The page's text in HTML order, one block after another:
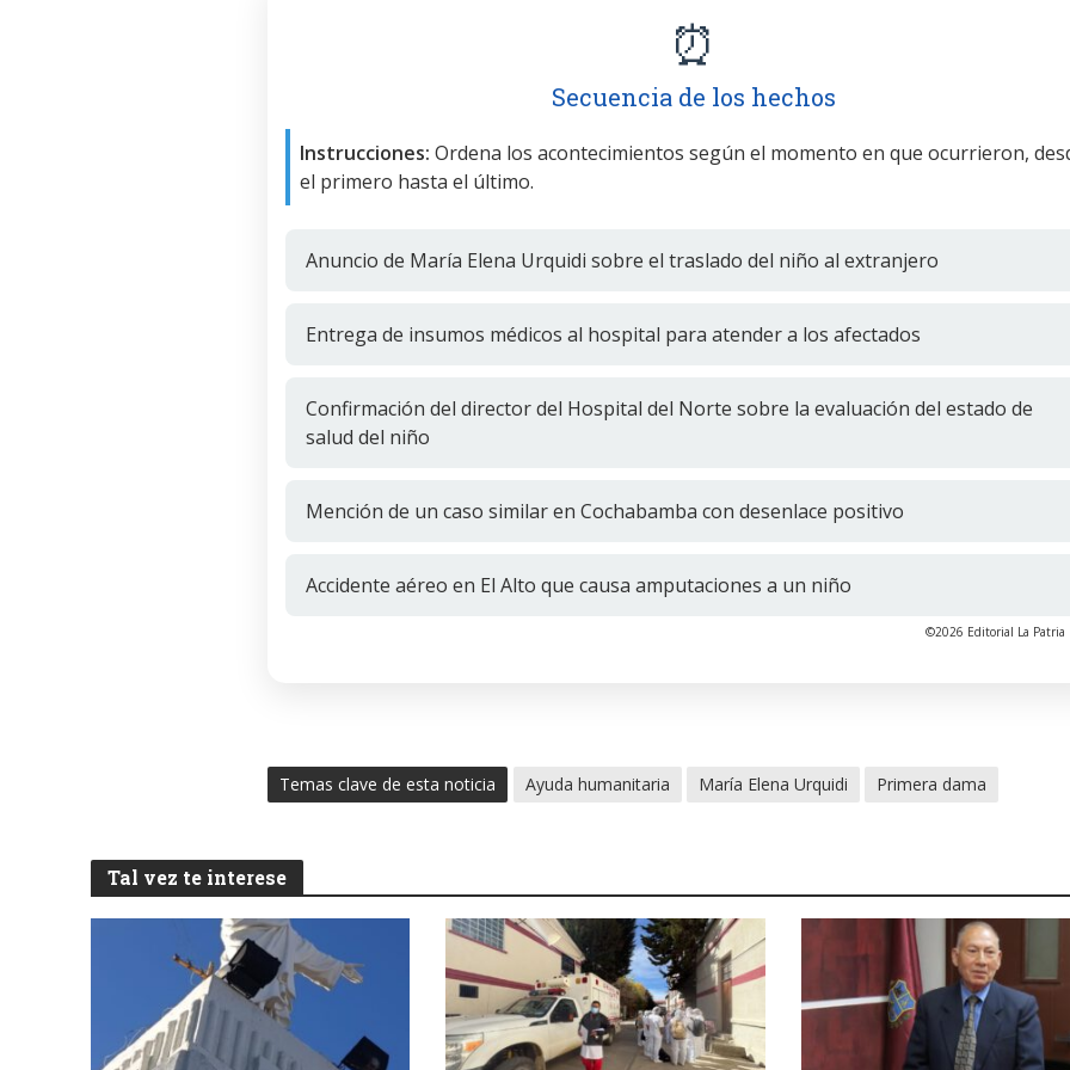
⏰
Secuencia de los hechos
Instrucciones: Ordena los acontecimientos según el momento en que ocurrieron,
el primero hasta el último.
Anuncio de María Elena Urquidi sobre el traslado del niño al extranjero
Entrega de insumos médicos al hospital para atender a los afectados
Confirmación del director del Hospital del Norte sobre la evaluación del estado de
salud del niño
Mención de un caso similar en Cochabamba con desenlace positivo
Accidente aéreo en El Alto que causa amputaciones a un niño
©2026 Editorial La Patria
Temas clave de esta noticia Ayuda humanitaria María Elena Urquidi Primera dama
Tal vez te interese